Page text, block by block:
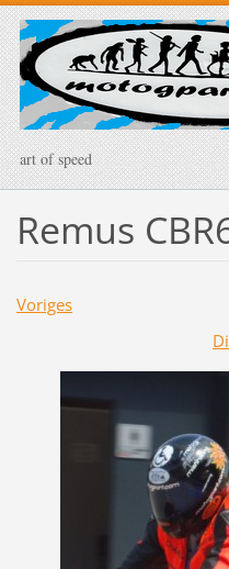
art of speed
Remus
Voriges